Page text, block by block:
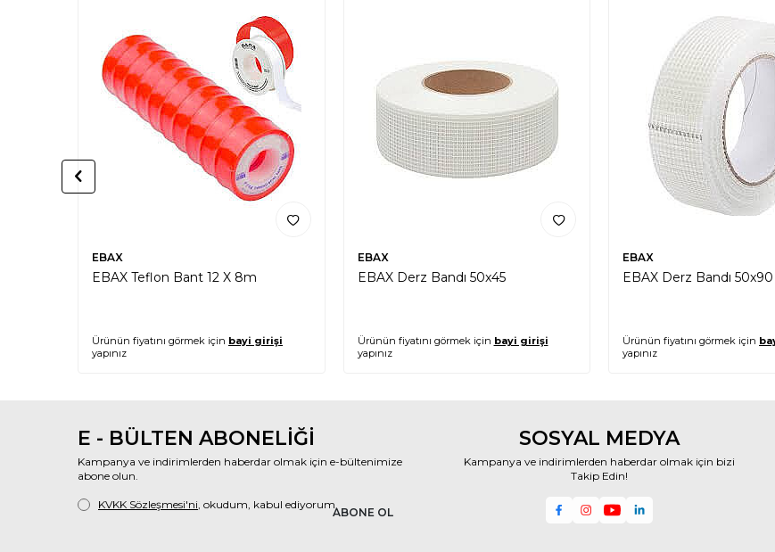
EBAX
EBAX Teflon Bant 12 X 8m
Ürünün fiyatını görmek için bayi girişi
yapınız
EBAX
EBAX Derz Bandı 50x45
Ürünün fiyatını görmek için bayi girişi
yapınız
EBAX
EBAX Derz Bandı 50x90
Ürünün fiyatını görmek için
yapınız
E - BÜLTEN ABONELİĞİ
Kampanya ve indirimlerden haberdar olmak için e-bültenimize
abone olun.
ABONE OL
KVKK Sözleşmesi'ni , okudum, kabul ediyorum.
SOSYAL MEDYA
Kampanya ve indirimlerden haberdar olmak için bizi
Takip Edin!